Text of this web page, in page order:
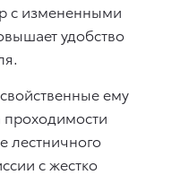
с измененными
удобство
ему
проходимости
лестничного
с жестко